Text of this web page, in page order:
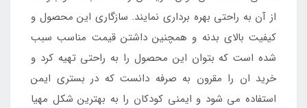
از آن به راحتی بهره برداری نمایند. سازگاری این محصول و
کیفیت بالای بدنه و همچنین داشتن قیمت مناسب سبب
شده است که بتوان این محصول را به راحتی تهیه کرد و
خرید ان را مقرون به صرفه دانست که در بستری ایمن
استفاده می شود و ایمنی کودکان را به بهترین شکل مهیا